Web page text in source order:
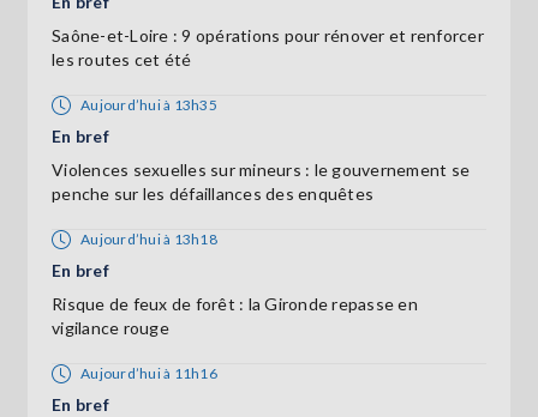
Saône-et-Loire : 9 opérations pour rénover et renforcer
les routes cet été
Aujourd’hui à 13h35
En bref
Violences sexuelles sur mineurs : le gouvernement se
penche sur les défaillances des enquêtes
Aujourd’hui à 13h18
En bref
Risque de feux de forêt : la Gironde repasse en
vigilance rouge
Aujourd’hui à 11h16
En bref